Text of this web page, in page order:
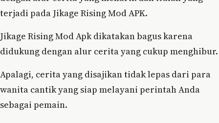
terjadi pada Jikage Rising Mod APK.
Jikage Rising Mod Apk dikatakan bagus karena
didukung dengan alur cerita yang cukup menghibur.
Apalagi, cerita yang disajikan tidak lepas dari para
wanita cantik yang siap melayani perintah Anda
sebagai pemain.